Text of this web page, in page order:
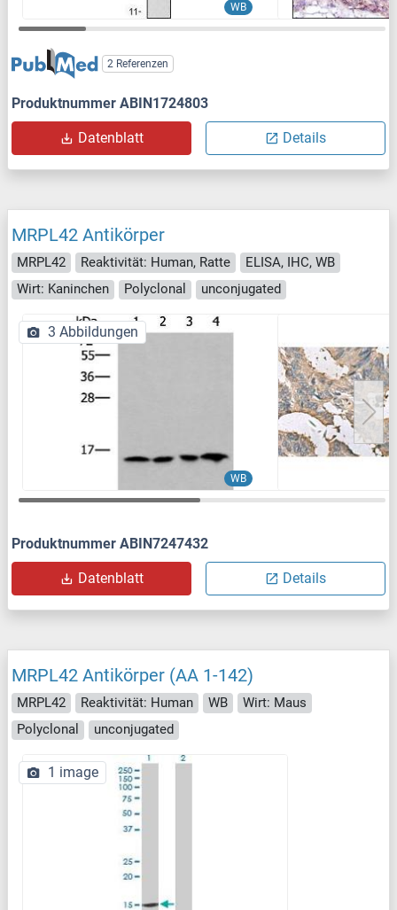
WB
2 Referenzen
Produktnummer ABIN1724803
Datenblatt Details
MRPL42 Antikörper
MRPL42 Reaktivität: Human, Ratte
ELISA, IHC, WB
Wirt: Kaninchen
Polyclonal unconjugated
WB
3 Abbildungen
Produktnummer ABIN7247432
Datenblatt Details
MRPL42 Antikörper (AA 1-142)
MRPL42 Reaktivität: Human WB
Wirt: Maus
Polyclonal
unconjugated
1 image